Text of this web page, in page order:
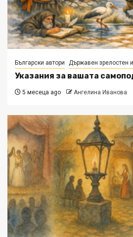
Български автори Държавен зрелостен
Указания за вашата
5 месеца ago Ангелина Иванова